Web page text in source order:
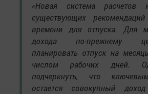
«Новая система расчетов
существующих
времени для отпуска. Для
дохода по-прежнему
планировать отпуск на
числом рабочих дней.
подчеркнуть, что
остается совокупный